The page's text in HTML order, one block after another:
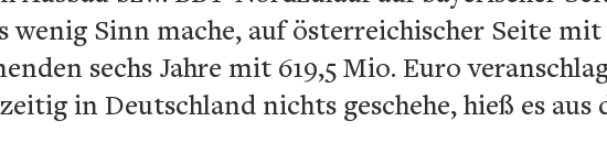
wenig Sinn mache, auf österreichischer Seite
sechs Jahre mit 619,5 Mio. Euro
in Deutschland nichts geschehe, hieß es